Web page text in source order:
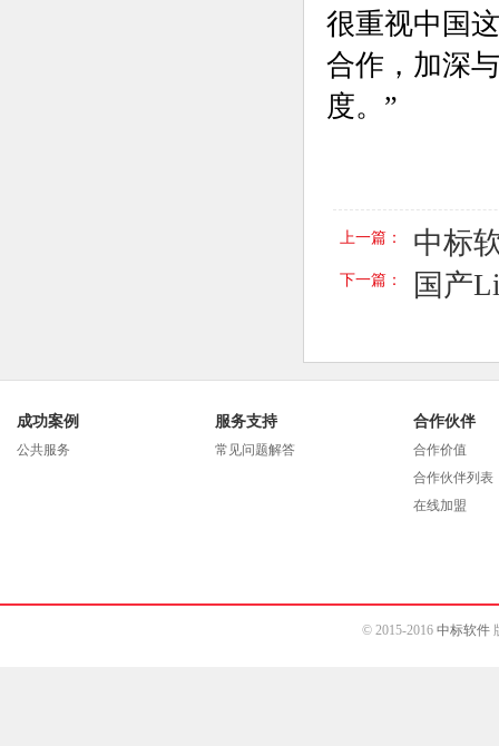
很重视中国
合作，加深
度。”
上一篇： 中标
下一篇： 国产
成功案例
公共服务
服务支持
常见问题解答
合作伙伴
合作价值
合作伙伴列表
在线加盟
© 2015-2016 中标软件